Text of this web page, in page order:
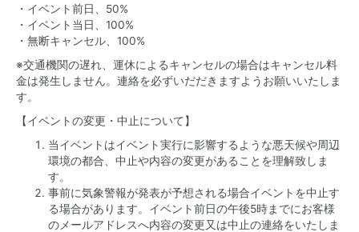
・イベント前日、50%
・イベント当日、100%
・無断キャンセル、100%
※交通機関の遅れ、運休によるキャンセルの場合はキャンセル料
金は発生しません。連絡を必ずいだだきますようお願いいたしま
す。
【イベントの変更・中止について】
当イベントはイベント実行に影響するような悪天候や周辺
環境の都合、中止や内容の変更があることを理解致しま
す。
事前に気象警報が発表が予想される場合イベントを中止す
る場合があります。イベント前日の午後5時までにお客様
のメールアドレスへ内容の変更又は中止の連絡をいたしま